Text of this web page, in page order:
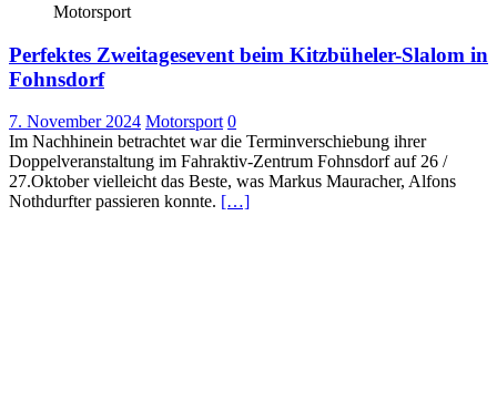
Motorsport
Perfektes Zweitagesevent beim Kitzbüheler-Slalom in
Fohnsdorf
7. November 2024 Motorsport 0
Im Nachhinein betrachtet war die Terminverschiebung ihrer
Doppelveranstaltung im Fahraktiv-Zentrum Fohnsdorf auf 26 /
27.Oktober vielleicht das Beste, was Markus Mauracher, Alfons
Nothdurfter passieren konnte. […]